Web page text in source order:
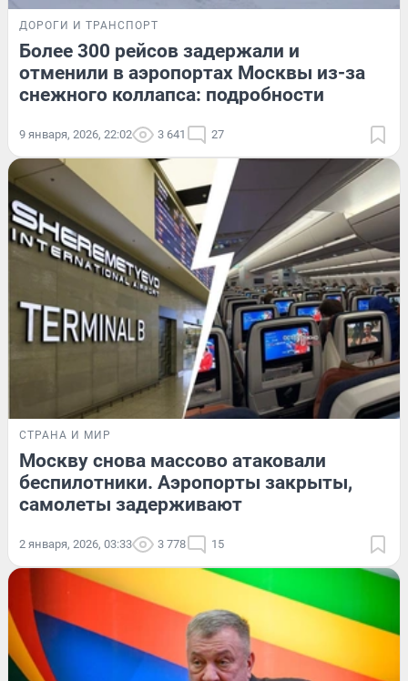
ДОРОГИ И ТРАНСПОРТ
Более 300 рейсов задержали и
отменили в аэропортах Москвы из-за
снежного коллапса: подробности
9 января, 2026, 22:02 3 641 27
СТРАНА И МИР
Москву снова массово атаковали
беспилотники. Аэропорты закрыты,
самолеты задерживают
2 января, 2026, 03:33 3 778 15